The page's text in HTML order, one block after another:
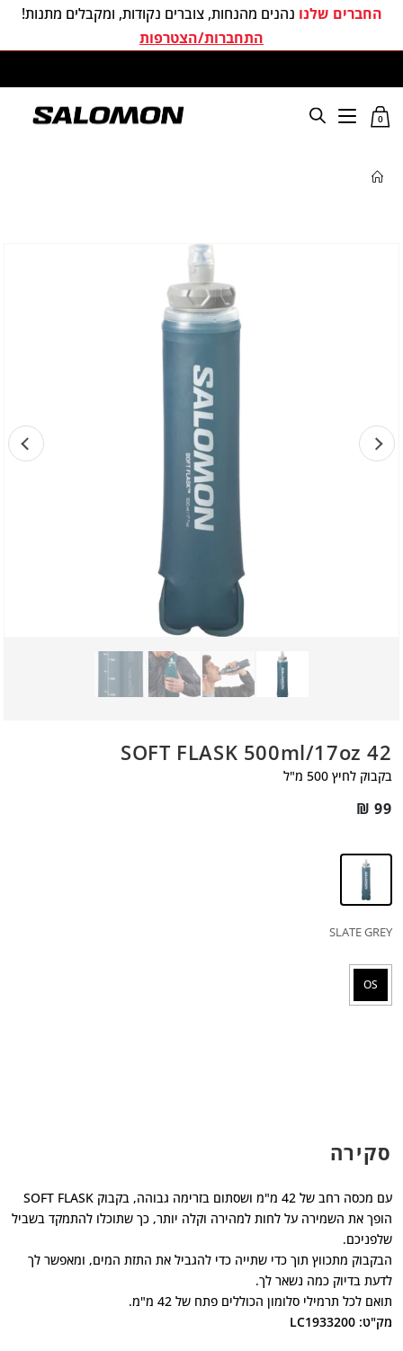
החברים שלנו נהנים מהנחות, צוברים נקודות, ומקבלים מתנות!
התחברות/הצטרפות
0
SOFT FLASK 500ml/17oz 42
בקבוק לחיץ 500 מ"ל
₪ 99
SLATE GREY
OS
סקירה
עם מכסה רחב של 42 מ"מ ושסתום בזרימה גבוהה, בקבוק SOFT FLASK
הופך את השמירה על לחות למהירה וקלה יותר, כך שתוכלו להתמקד בשביל
שלפניכם.
הבקבוק מתכווץ תוך כדי שתייה כדי להגביל את התזת המים, ומאפשר לך
לדעת בדיוק כמה נשאר לך.
תואם לכל תרמילי סלומון הכוללים פתח של 42 מ"מ.
מק"ט: LC1933200